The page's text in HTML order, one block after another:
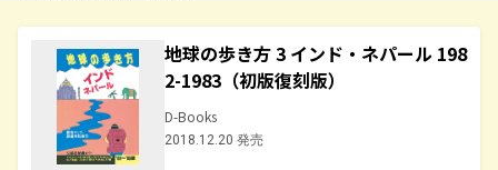
地球の歩き方 3 インド・ネパール 198
2-1983（初版復刻版）
D-Books
2018.12.20 発売